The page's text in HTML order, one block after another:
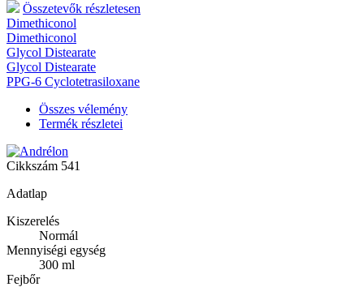
Összetevők részletesen
Dimethiconol
Dimethiconol
Glycol Distearate
Glycol Distearate
PPG-6 Cyclotetrasiloxane
Összes vélemény
Termék részletei
Cikkszám 541
Adatlap
Kiszerelés
Normál
Mennyiségi egység
300 ml
Fejbőr